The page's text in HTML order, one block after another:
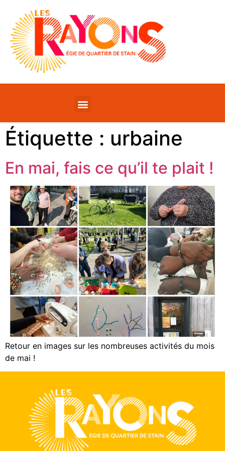
Étiquette : urbaine
En mai, fais ce qu’il te plait !
Retour en images sur les nombreuses activités du mois
de mai !